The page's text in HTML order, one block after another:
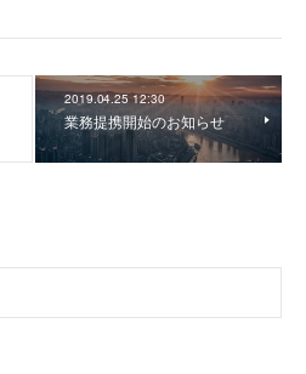
2019.04.25 12:30
業務提携開始のお知らせ